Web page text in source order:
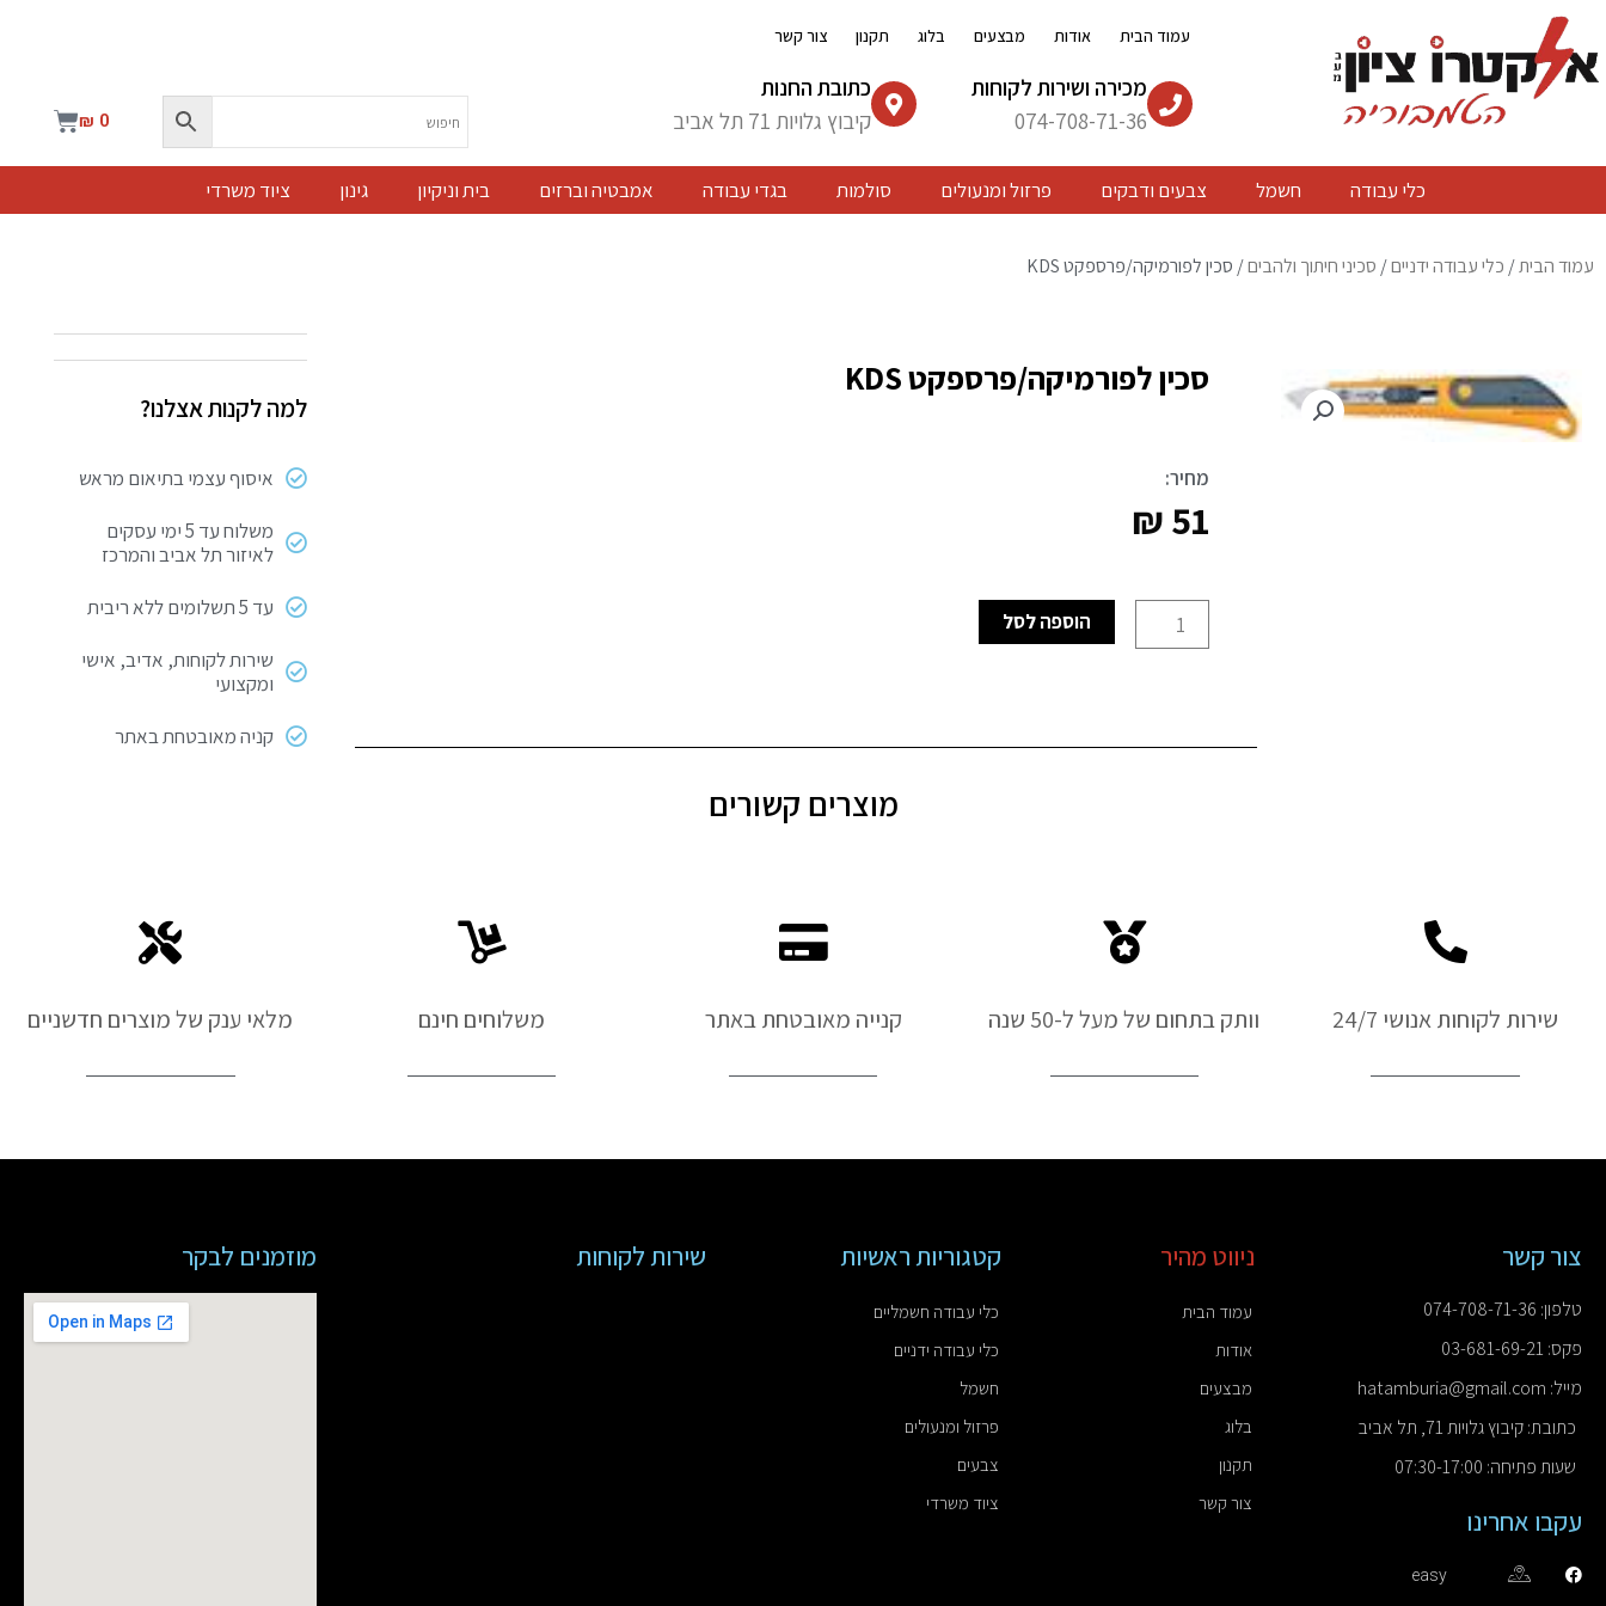
לתוכן
עמוד הבית אודות מבצעים בלוג תקנון צור קשר
מכירה ושירות לקוחות
074-708-71-36
כתובת החנות
קיבוץ גלויות 71 תל אביב
₪ 0
עגלת
כלי עבודה חשמל צבעים ודבקים פרזול ומנעולים סולמות בגדי עבודה אמבטיה וברזים בית וניקיון גינון ציוד משרדי
עמוד הבית/ כלי עבודה ידניים/ סכיני חיתוך ולהבים/ סכין לפורמיקה/פרספקט KDS
סכין לפורמיקה/פרספקט KDS
מחיר:
₪51
כמות
של
KDS
הוספה לסל
למה לקנות אצלנו?
איסוף עצמי בתיאום מראש
משלוח עד 5 ימי עסקים
לאיזור תל אביב והמרכז
עד 5 תשלומים ללא ריבית
שירות לקוחות, אדיב, אישי
ומקצועי
קניה מאובטחת באתר
מוצרים קשורים
שירות לקוחות אנושי 24/7 וותק בתחום של מעל ל-50 שנה קנייה מאובטחת באתר משלוחים חינם מלאי ענק של מוצרים חדשניים
צור קשר
טלפון: 074-708-71-36
פקס: 03-681-69-21
מייל: hatamburia@gmail.com
כתובת: קיבוץ גלויות 71, תל אביב
שעות פתיחה: 07:30-17:00
עקבו אחרינו
easy
ניווט מהיר
עמוד הבית
אודות
מבצעים
בלוג
תקנון
צור קשר
קטגוריות ראשיות
כלי עבודה חשמליים
כלי עבודה ידניים
חשמל
פרזול ומנעולים
צבעים
ציוד משרדי
שירות לקוחות מוזמנים לבקר